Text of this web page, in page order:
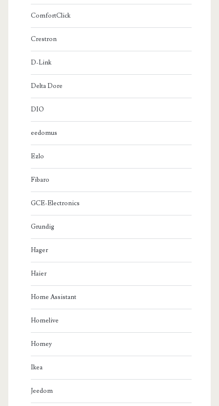
ComfortClick
Crestron
D-Link
Delta Dore
DIO
eedomus
Ezlo
Fibaro
GCE-Electronics
Grundig
Hager
Haier
Home Assistant
Homelive
Homey
Ikea
Jeedom